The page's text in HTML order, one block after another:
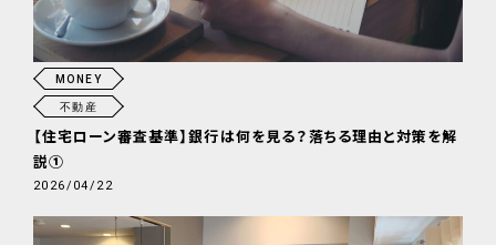
MONEY
不動産
【住宅ローン審査基準】銀行は何を見る？落ちる理由と対策を解
説①
2026/04/22